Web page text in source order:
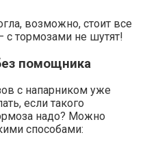
возможно, стоит все
с тормозами не шутят!
помощника
с напарником уже
если такого
надо? Можно
способами: